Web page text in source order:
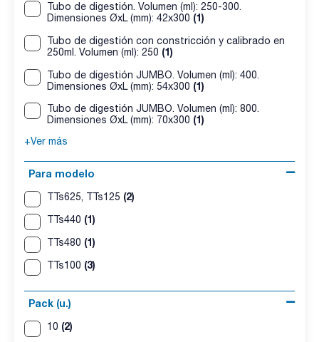
Tubo de digestión. Volumen (ml): 250-300.
Dimensiones ØxL (mm): 42x300 (1)
Tubo de digestión con constricción y calibrado en
250ml. Volumen (ml): 250 (1)
Tubo de digestión JUMBO. Volumen (ml): 400.
Dimensiones ØxL (mm): 54x300 (1)
Tubo de digestión JUMBO. Volumen (ml): 800.
Dimensiones ØxL (mm): 70x300 (1)
+Ver más
Para modelo
TTs625, TTs125 (2)
TTs440 (1)
TTs480 (1)
TTs100 (3)
Pack (u.)
10 (2)